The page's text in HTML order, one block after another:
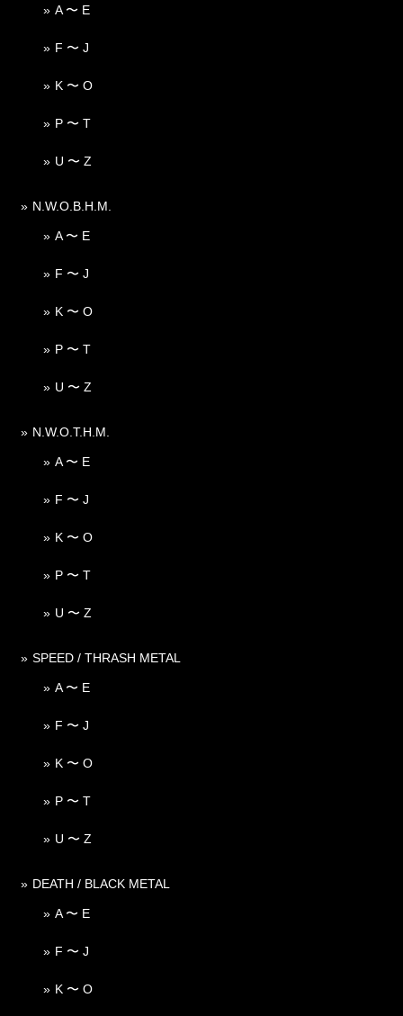
A 〜 E
F 〜 J
K 〜 O
P 〜 T
U 〜 Z
N.W.O.B.H.M.
A 〜 E
F 〜 J
K 〜 O
P 〜 T
U 〜 Z
N.W.O.T.H.M.
A 〜 E
F 〜 J
K 〜 O
P 〜 T
U 〜 Z
SPEED / THRASH METAL
A 〜 E
F 〜 J
K 〜 O
P 〜 T
U 〜 Z
DEATH / BLACK METAL
A 〜 E
F 〜 J
K 〜 O